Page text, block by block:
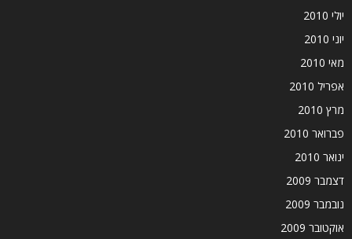
יולי 2010
יוני 2010
מאי 2010
אפריל 2010
מרץ 2010
פברואר 2010
ינואר 2010
דצמבר 2009
נובמבר 2009
אוקטובר 2009